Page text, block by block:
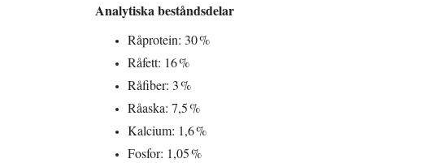
Analytiska beståndsdelar
Råprotein: 30 %
Råfett: 16 %
Råfiber: 3 %
Råaska: 7,5 %
Kalcium: 1,6 %
Fosfor: 1,05 %